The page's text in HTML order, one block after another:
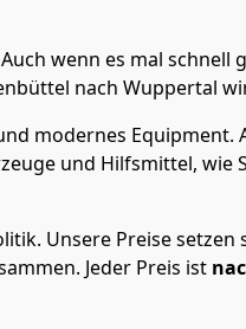
Auch wenn es mal schnell
nach Wuppertal
modernes Equipment.
und Hilfsmittel, wie
Unsere Preise setzen
Jeder Preis ist